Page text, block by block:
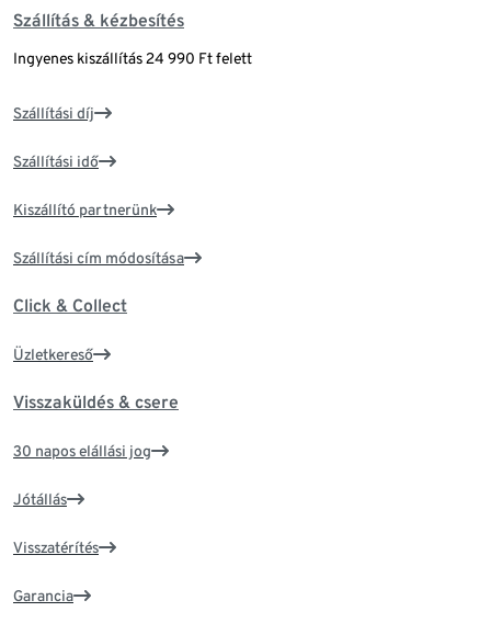
Szállítás & kézbesítés
Ingyenes kiszállítás 24 990 Ft felett
Szállítási díj
Szállítási idő
Kiszállító partnerünk
Szállítási cím módosítása
Click & Collect
Üzletkereső
Visszaküldés & csere
30 napos elállási jog
Jótállás
Visszatérítés
Garancia